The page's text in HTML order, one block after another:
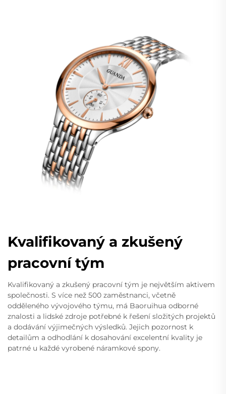
Kvalifikovaný a zkušený
pracovní tým
Kvalifikovaný a zkušený pracovní tým je největším aktivem
společnosti. S více než 500 zaměstnanci, včetně
odděleného vývojového týmu, má Baoruihua odborné
znalosti a lidské zdroje potřebné k řešení složitých projektů
a dodávání výjimečných výsledků. Jejich pozornost k
detailům a odhodlání k dosahování excelentní kvality je
patrné u každé vyrobené náramkové spony.